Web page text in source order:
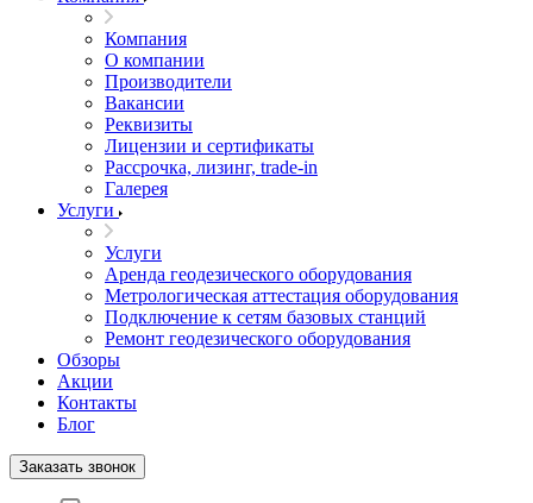
Компания
О компании
Производители
Вакансии
Реквизиты
Лицензии и сертификаты
Рассрочка, лизинг, trade-in
Галерея
Услуги
Услуги
Аренда геодезического оборудования
Метрологическая аттестация оборудования
Подключение к сетям базовых станций
Ремонт геодезического оборудования
Обзоры
Акции
Контакты
Блог
Заказать звонок